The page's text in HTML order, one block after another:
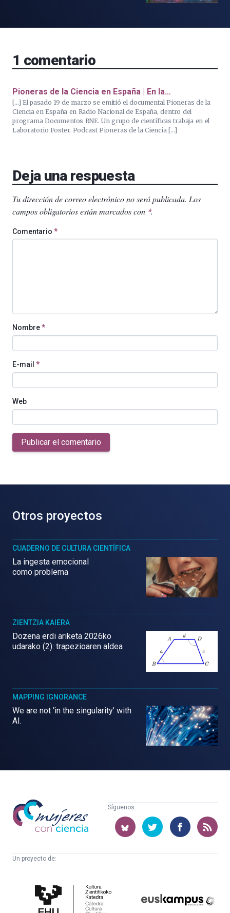
1 comentario
Pioneras de la Ciencia en España | En la…
[…] El pasado 19 de marzo se emitió el documental Pioneras de la
Ciencia en España en Radio Nacional de España, dentro del
programa Documentos RNE. Un grupo de científicas trabaja en el
Laboratorio Foster. Podcast Pioneras de la Ciencia […]
Deja una respuesta
Tu dirección de correo electrónico no será publicada. Los
campos obligatorios están marcados con *.
Comentario *
Nombre*
E-mail *
Web
Publicar el comentario
Otros proyectos
CUADERNO DE CULTURA CIENTÍFICA
La ingesta emocional
como problema
ZIENTZIA KAIERA
Dozena erdi ariketa 2026ko
udarako (2): trapezioaren aldea
MAPPING IGNORANCE
We are not ‘in the singularity’ with
AI.
Mujeres
con
ciencia
Síguenos:
Un proyecto de:
Cultura
Científica